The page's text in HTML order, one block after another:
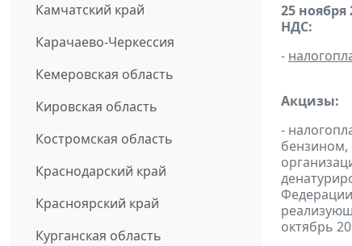
Камчатский край
Карачаево-Черкессия
Кемеровская область
Кировская область
Костромская область
Краснодарский край
Красноярский край
Курганская область
25 ноября
НДС:
-
Акцизы:
-
бензином,
октябрь